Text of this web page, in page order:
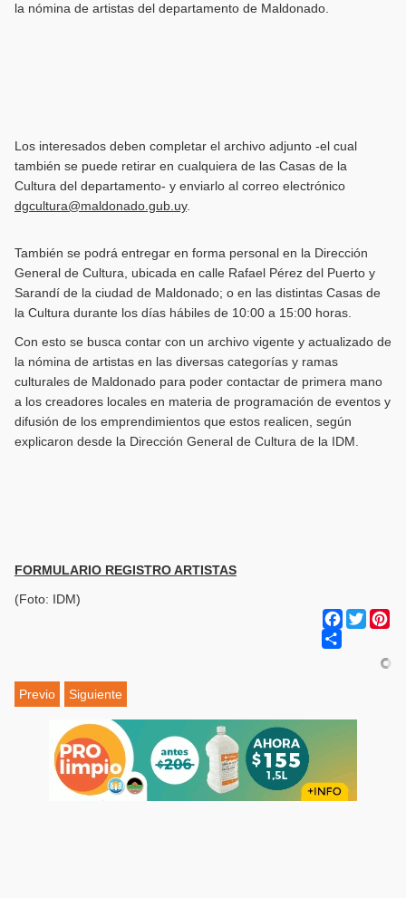
la nómina de artistas del departamento de Maldonado.
Los interesados deben completar el archivo adjunto -el cual
también se puede retirar en cualquiera de las Casas de la
Cultura del departamento- y enviarlo al correo electrónico
dgcultura@maldonado.gub.uy.
También se podrá entregar en forma personal en la Dirección
General de Cultura, ubicada en calle Rafael Pérez del Puerto y
Sarandí de la ciudad de Maldonado; o en las distintas Casas de
la Cultura durante los días hábiles de 10:00 a 15:00 horas.
Con esto se busca contar con un archivo vigente y actualizado de
la nómina de artistas en las diversas categorías y ramas
culturales de Maldonado para poder contactar de primera mano
a los creadores locales en materia de programación de eventos y
difusión de los emprendimientos que estos realicen, según
explicaron desde la Dirección General de Cultura de la IDM.
FORMULARIO REGISTRO ARTISTAS
(Foto: IDM)
Facebook
Twitter
Previo Siguiente